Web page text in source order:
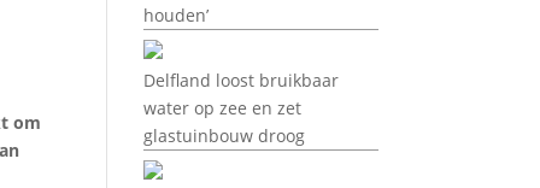
om
houden’
Delfland loost bruikbaar
water op zee en zet
glastuinbouw droog